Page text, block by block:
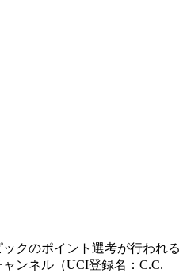
クのポイント選考が行われる
ンネル（UCI登録名：C.C.